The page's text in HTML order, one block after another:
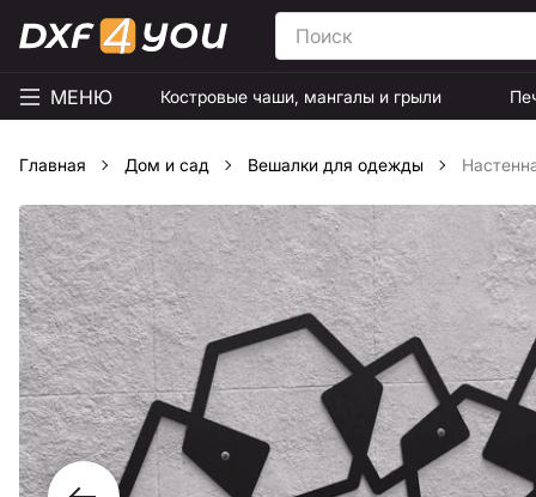
МЕНЮ Костровые чаши, мангалы и грыли
Главная Дом и сад Вешалки для одежды